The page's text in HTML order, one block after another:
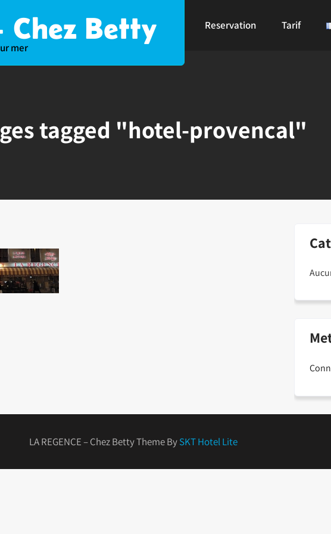
Chez Betty
mer
Reservation Tarif
tagged "hotel-provencal"
LA REGENCE – Chez Betty Theme BySKT Hotel Lite